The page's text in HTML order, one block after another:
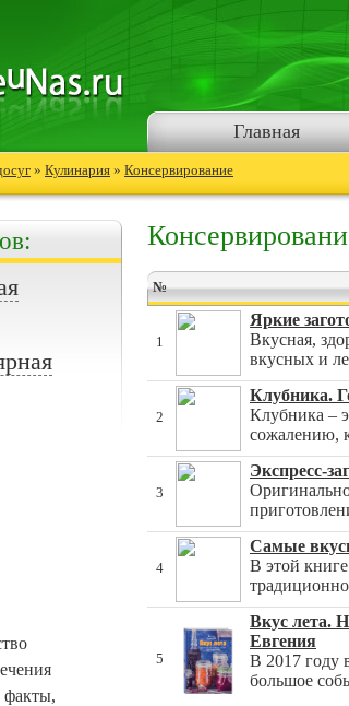
Главная
» Кулинария » Консервирование
факты,
№
1
Яркие
Вкусная,
вкусных и
2
Клубника.
Клубника –
сожалению,
3
Экспресс-
4
Самые
В этой
5
Вкус лета.
Евгения
В 2017 году
большое